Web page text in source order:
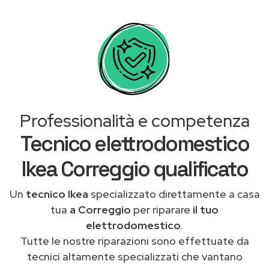
Professionalità e competenza
Tecnico elettrodomestico
Ikea Correggio qualificato
Un tecnico Ikea specializzato direttamente a casa
tua a Correggio per riparare il tuo
elettrodomestico.
Tutte le nostre riparazioni sono effettuate da
tecnici altamente specializzati che vantano